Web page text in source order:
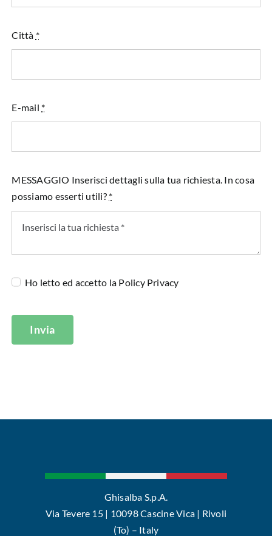
Città *
E-mail *
MESSAGGIO Inserisci dettagli sulla tua richiesta. In cosa
possiamo esserti utili? *
Ho letto ed accetto la Policy Privacy
Invia
Ghisalba S.p.A.
Via Tevere 15 | 10098 Cascine Vica | Rivoli
(To) – Italy